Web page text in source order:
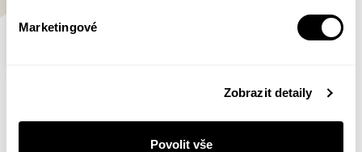
Marketingové
Zobrazit detaily
Povolit vše
Všechny kočky jsou šedé
Karel Veselý, Miloš Hroch